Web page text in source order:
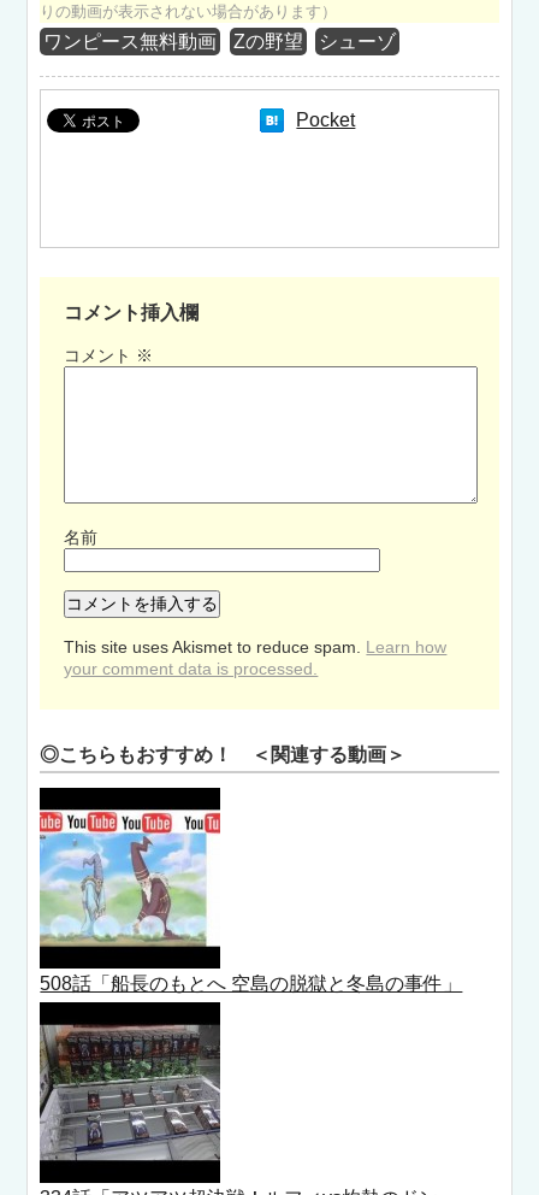
りの動画が表示されない場合があります）
ワンピース無料動画 Zの野望 シューゾ
Pocket
コメント挿入欄
コメント ※
名前
This site uses Akismet to reduce spam. Learn how
your comment data is processed.
◎こちらもおすすめ！ ＜関連する動画＞
508話「船長のもとへ 空島の脱獄と冬島の事件」